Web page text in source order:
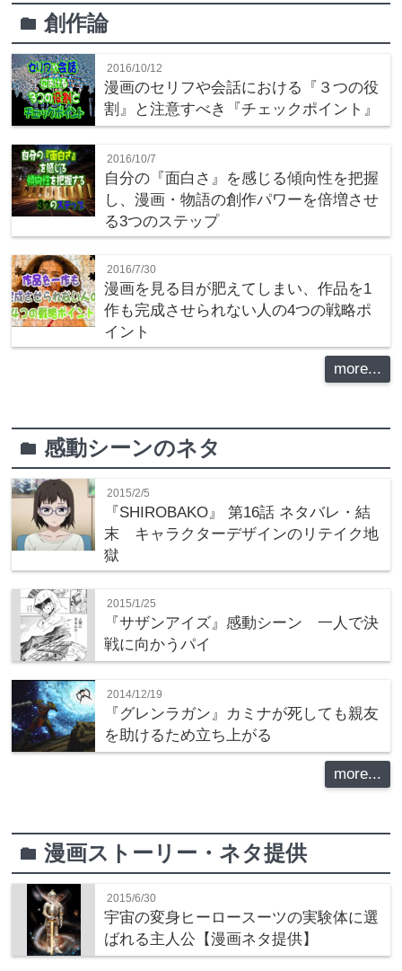
folder創作論
2016/10/12
漫画のセリフや会話における『３つの役
割』と注意すべき『チェックポイント』
2016/10/7
自分の『面白さ』を感じる傾向性を把握
し、漫画・物語の創作パワーを倍増させ
る3つのステップ
2016/7/30
漫画を見る目が肥えてしまい、作品を1
作も完成させられない人の4つの戦略ポ
イント
more...
folder感動シーンのネタ
2015/2/5
『SHIROBAKO』 第16話 ネタバレ・結
末 キャラクターデザインのリテイク地
獄
2015/1/25
『サザンアイズ』感動シーン 一人で決
戦に向かうパイ
2014/12/19
『グレンラガン』カミナが死しても親友
を助けるため立ち上がる
more...
folder漫画ストーリー・ネタ提供
2015/6/30
宇宙の変身ヒーロースーツの実験体に選
ばれる主人公【漫画ネタ提供】